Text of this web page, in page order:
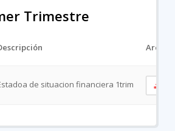
Trimestre
Archivo
de situacion financiera 1trim